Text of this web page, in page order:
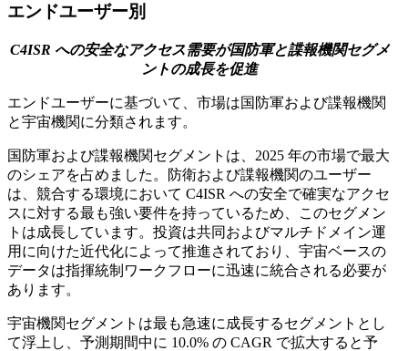
エンドユーザー別
C4ISR への安全なアクセス需要が国防軍と諜報機関セグメ
ントの成長を促進
エンドユーザーに基づいて、市場は国防軍および諜報機関
と宇宙機関に分類されます。
国防軍および諜報機関セグメントは、2025 年の市場で最大
のシェアを占めました。防衛および諜報機関のユーザー
は、競合する環境において C4ISR への安全で確実なアクセ
スに対する最も強い要件を持っているため、このセグメン
トは成長しています。投資は共同およびマルチドメイン運
用に向けた近代化によって推進されており、宇宙ベースの
データは指揮統制ワークフローに迅速に統合される必要が
あります。
宇宙機関セグメントは最も急速に成長するセグメントとし
て浮上し、予測期間中に 10.0% の CAGR で拡大すると予